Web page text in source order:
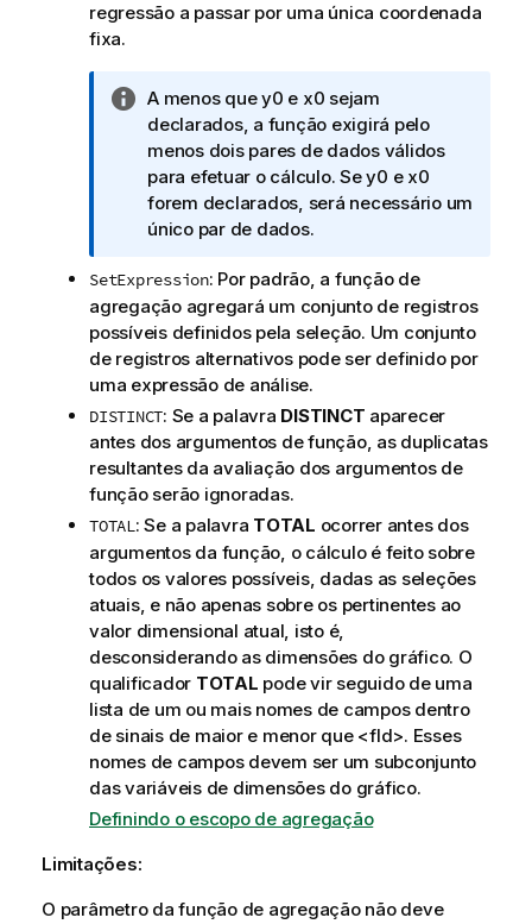
regressão a passar por uma única coordenada
fixa.
N
o
t
a
i
n
o
r
m
a
t
i
v
a
A menos quey0 e x0 sejam
declarados, a função exigirá pelo
menos dois pares de dados válidos
para efetuar o cálculo. Sey0 e x0
forem declarados, será necessário um
único par de dados.
SetExpression: Por padrão, a função de
agregação agregará um conjunto de registros
possíveis definidos pela seleção. Um conjunto
de registros alternativos pode ser definido por
uma expressão de análise.
DISTINCT: Se a palavra DISTINCT aparecer
antes dos argumentos de função, as duplicatas
resultantes da avaliação dos argumentos de
função serão ignoradas.
TOTAL: Se a palavra TOTAL ocorrer antes dos
argumentos da função, o cálculo é feito sobre
todos os valores possíveis, dadas as seleções
atuais, e não apenas sobre os pertinentes ao
valor dimensional atual, isto é,
desconsiderando as dimensões do gráfico. O
qualificador TOTAL pode vir seguido de uma
lista de um ou mais nomes de campos dentro
de sinais de maior e menor que <fld>. Esses
nomes de campos devem ser um subconjunto
das variáveis de dimensões do gráfico.
Definindo o escopo de agregação
Limitações:
O parâmetro da função de agregação não deve